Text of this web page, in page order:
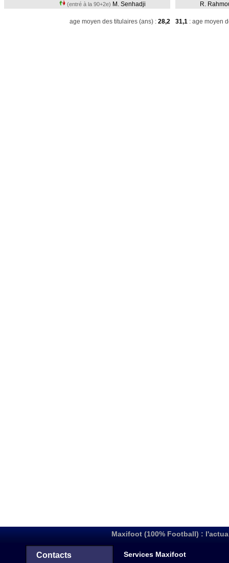
(entré à la 90+2e) M. Senhadji R.
age moyen des titulaires (ans) : 28,2 31,1 : age moyen
Maxifoot (100% Football) :
Contacts Services Maxifoot